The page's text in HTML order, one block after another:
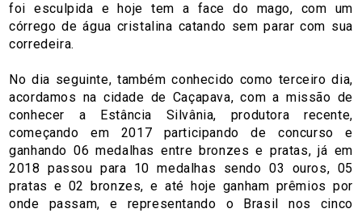
foi esculpida e hoje tem a face do mago, com um
córrego de água cristalina catando sem parar com sua
corredeira.
No dia seguinte, também conhecido como terceiro dia,
acordamos na cidade de Caçapava, com a missão de
conhecer a Estância Silvânia, produtora recente,
começando em 2017 participando de concurso e
ganhando 06 medalhas entre bronzes e pratas, já em
2018 passou para 10 medalhas sendo 03 ouros, 05
pratas e 02 bronzes, e até hoje ganham prêmios por
onde passam, e representando o Brasil nos cinco